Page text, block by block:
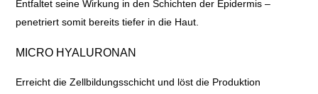
Entfaltet seine Wirkung in den Schichten der Epidermis –
penetriert somit bereits tiefer in die Haut.
MICRO HYALURONAN
Erreicht die Zellbildungsschicht und löst die Produktion